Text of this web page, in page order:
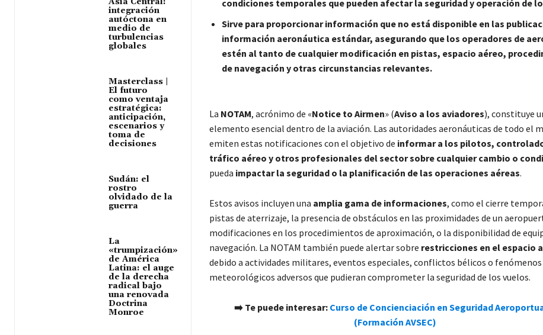
integración
autóctona en
medio de
turbulencias
globales
Masterclass |
El futuro
como ventaja
estratégica:
anticipación,
escenarios y
toma de
decisiones
Sudán: el
rostro
olvidado de la
guerra
La
«trumpización»
de América
Latina: el auge
de la derecha
radical bajo
una renovada
Doctrina
Monroe
condiciones temporales que pueden afectar la seguridad y operación de
Sirve para proporcionar información que no está disponible en las
información aeronáutica estándar, asegurando que los operadores de
estén al tanto de cualquier modificación en pistas, espacio aéreo,
de navegación y otras circunstancias relevantes.
La NOTAM, acrónimo de «Notice to Airmen» (Aviso a los aviadores), constituye
elemento esencial dentro de la aviación. Las autoridades aeronáuticas de todo el
emiten estas notificaciones con el objetivo de informar a los pilotos,
tráfico aéreo y otros profesionales del sector sobre cualquier cambio o
pueda impactar la seguridad o la planificación de las operaciones aéreas.
Estos avisos incluyen una amplia gama de informaciones, como el cierre
pistas de aterrizaje, la presencia de obstáculos en las proximidades de un
modificaciones en los procedimientos de aproximación, o la disponibilidad de
navegación. La NOTAM también puede alertar sobre restricciones en el espacio
debido a actividades militares, eventos especiales, conflictos bélicos o fenómenos
meteorológicos adversos que pudieran comprometer la seguridad de los vuelos.
➡️ Te puede interesar: Curso de Concienciación en Seguridad
(Formación AVSEC)